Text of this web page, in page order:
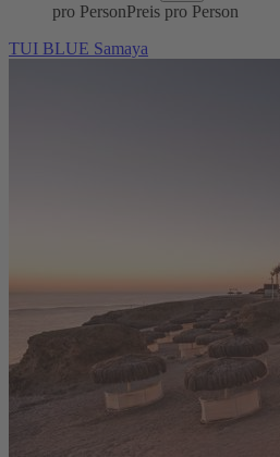
pro PersonPreis pro Person
TUI BLUE Samaya